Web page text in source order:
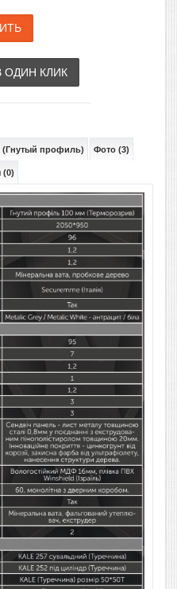
ОДИН КЛИК
(Гнутый профиль) Фото (3)
(0)